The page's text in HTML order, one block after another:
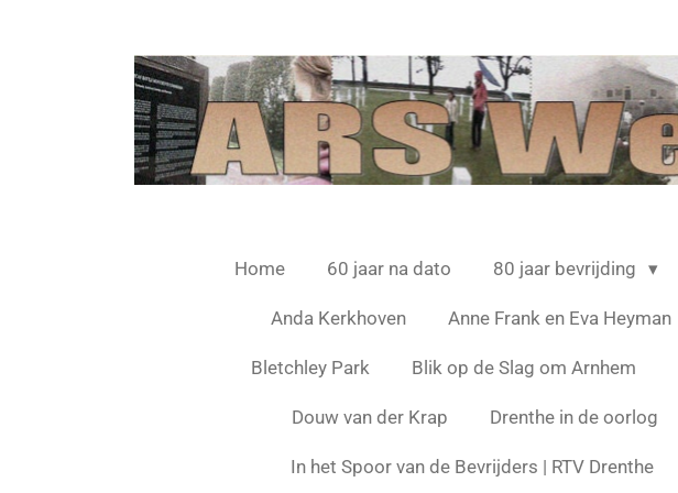
Home 60 jaar na dato 80 jaar bevrijding
Anda Kerkhoven Anne Frank en Eva Heyman
Bletchley Park Blik op de Slag om Arnhem
Douw van der Krap Drenthe in de oorlog
In het Spoor van de Bevrijders | RTV Drenthe